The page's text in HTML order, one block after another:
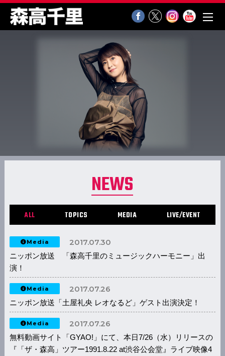
NEWS
ALL TOPICS MEDIA LIVE/EVENT
Media 2017.07.30
ニッポン放送 「森高千里のミュージックハーモニー」出
演！
Media 2017.07.26
ニッポン放送「土屋礼央 レオなるど」ゲスト出演決定！
Media 2017.07.26
無料動画サイト「GYAO!」にて、本日7/26（水）リリースの
『「ザ・森高」ツアー1991.8.22 at渋谷公会堂』ライブ映像4